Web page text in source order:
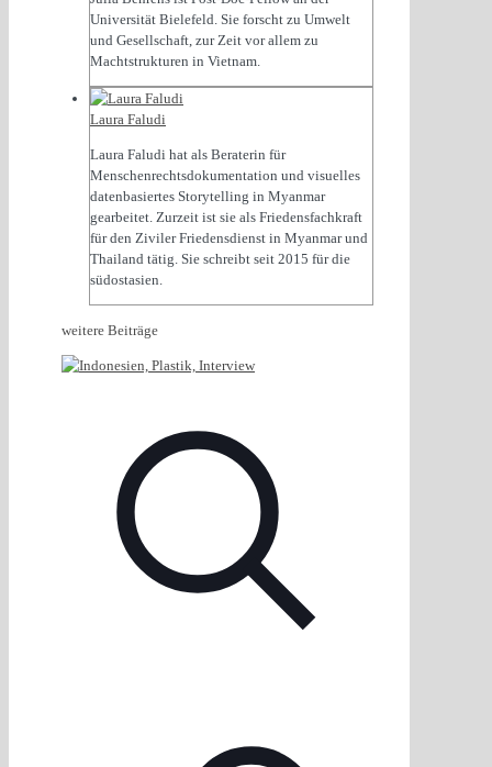
Universität Bielefeld. Sie forscht zu Umwelt
und Gesellschaft, zur Zeit vor allem zu
Machtstrukturen in Vietnam.
Laura Faludi
Laura Faludi hat als Beraterin für
Menschenrechtsdokumentation und visuelles
datenbasiertes Storytelling in Myanmar
gearbeitet. Zurzeit ist sie als Friedensfachkraft
für den Ziviler Friedensdienst in Myanmar und
Thailand tätig. Sie schreibt seit 2015 für die
südostasien.
weitere Beiträge